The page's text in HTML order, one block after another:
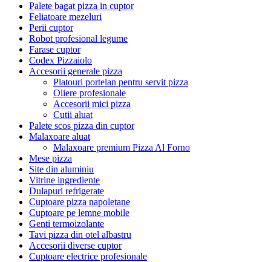
Palete bagat pizza in cuptor
Feliatoare mezeluri
Perii cuptor
Robot profesional legume
Farase cuptor
Codex Pizzaiolo
Accesorii generale pizza
Platouri portelan pentru servit pizza
Oliere profesionale
Accesorii mici pizza
Cutii aluat
Palete scos pizza din cuptor
Malaxoare aluat
Malaxoare premium Pizza Al Forno
Mese pizza
Site din aluminiu
Vitrine ingrediente
Dulapuri refrigerate
Cuptoare pizza napoletane
Cuptoare pe lemne mobile
Genti termoizolante
Tavi pizza din otel albastru
Accesorii diverse cuptor
Cuptoare electrice profesionale